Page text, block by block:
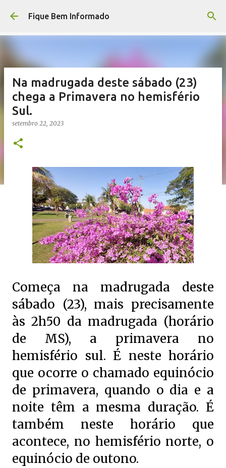
Pular para o conteúdo principal
Fique Bem Informado
Na madrugada deste sábado (23)
chega a Primavera no hemisfério
Sul.
setembro 22, 2023
Começa na madrugada deste
sábado (23), mais precisamente
às 2h50 da madrugada (horário
de MS), a primavera no
hemisfério sul. É neste horário
que ocorre o chamado equinócio
de primavera, quando o dia e a
noite têm a mesma duração. É
também neste horário que
acontece, no hemisfério norte, o
equinócio de outono.